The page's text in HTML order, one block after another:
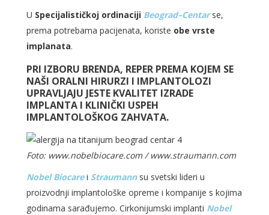
U Specijalističkoj ordinaciji Beograd–Centarse,
prema potrebama pacijenata, koriste obe vrste
implanata.
PRI IZBORU BRENDA, REPER PREMA KOJEM SE
NAŠI ORALNI HIRURZI I IMPLANTOLOZI
UPRAVLJAJU JESTE KVALITET IZRADE
IMPLANTA I KLINIČKI USPEH
IMPLANTOLOŠKOG ZAHVATA.
Foto: www.nobelbiocare.com / www.straumann.com
Nobel Biocarei Straumannsu svetski lideri u
proizvodnji implantološke opreme i kompanije s kojima
godinama sarađujemo. Cirkonijumski implanti Nobel